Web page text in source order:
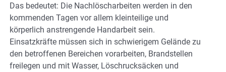
Das bedeutet: Die Nachlöscharbeiten werden in den
kommenden Tagen vor allem kleinteilige und
körperlich anstrengende Handarbeit sein.
Einsatzkräfte müssen sich in schwierigem Gelände zu
den betroffenen Bereichen vorarbeiten, Brandstellen
freilegen und mit Wasser, Löschrucksäcken und